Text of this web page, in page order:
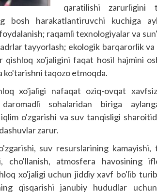
qaratilishi zarurligini
bosh harakatlantiruvchi kuchiga
raqamli texnologiyalar va
tayyorlash; ekologik barqarorlik
qishloq xo'jaligini faqat hosil hajmini
ko'tarishni taqozo etmoqda.
xo'jaligi nafaqat oziq-ovqat
sohalaridan biriga
o'zgarishi va suv tanqisligi
zarur.
suv resurslarining kamayishi,
cho'llanish, atmosfera havosining
xo'jaligi uchun jiddiy xavf bo'lib
qisqarishi janubiy hududlar